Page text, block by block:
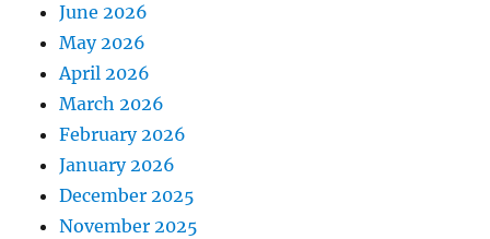
June 2026
May 2026
April 2026
March 2026
February 2026
January 2026
December 2025
November 2025